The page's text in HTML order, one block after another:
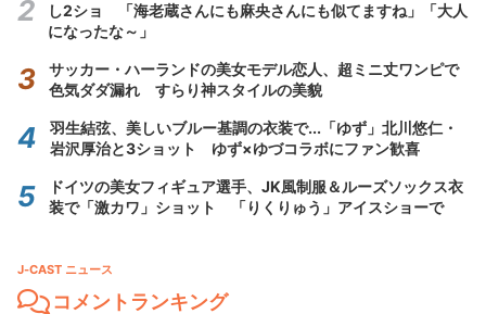
し2ショ 「海老蔵さんにも麻央さんにも似てますね」「大人
になったな～」
サッカー・ハーランドの美女モデル恋人、超ミニ丈ワンピで
色気ダダ漏れ すらり神スタイルの美貌
羽生結弦、美しいブルー基調の衣装で...「ゆず」北川悠仁・
岩沢厚治と3ショット ゆず×ゆづコラボにファン歓喜
ドイツの美女フィギュア選手、JK風制服＆ルーズソックス衣
装で「激カワ」ショット 「りくりゅう」アイスショーで
J-CAST ニュース
コメントランキング